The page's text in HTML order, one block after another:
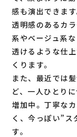
感も演出できます
透明感のあるカ
系やベージュ系
透けるような仕
くります。
また、最近では
ど、一人ひとり
増加中。丁寧な
く、今っぽい”ス
す。